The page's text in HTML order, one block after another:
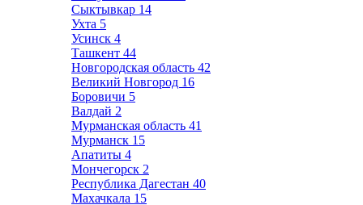
Сыктывкар 14
Ухта 5
Усинск 4
Ташкент 44
Новгородская область 42
Великий Новгород 16
Боровичи 5
Валдай 2
Мурманская область 41
Мурманск 15
Апатиты 4
Мончегорск 2
Республика Дагестан 40
Махачкала 15